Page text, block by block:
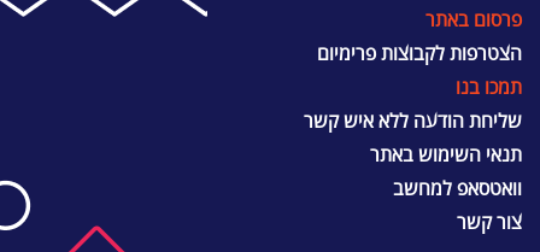
פרסום באתר
הצטרפות לקבוצות פרימיום
תמכו בנו
שליחת הודעה ללא איש קשר
תנאי השימוש באתר
וואטסאפ למחשב
צור קשר